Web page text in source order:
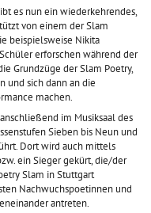
es nun ein wiederkehrendes,
von einem der Slam
beispielsweise Nikita
erforschen während der
Grundzüge der Slam Poetry,
und sich dann an die
machen.
im Musiksaal des
Sieben bis Neun und
Dort wird auch mittels
ein Sieger gekürt, die/der
Slam in Stuttgart
Nachwuchspoetinnen und
antreten.
Lichtental kennen, als sie
die gleichnamige
Ausstellung im Alten
Dampfbad besuchte. Prof.
Karl Manfred Rennertz
brachte den… mehr
Vom Slam-Poetry-
Workshop auf die
Bühne
01.02.2017–28.02.2017